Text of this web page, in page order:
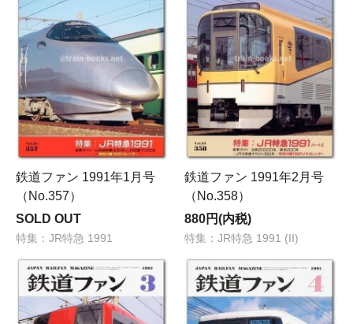
鉄道ファン 1991年1月号
（No.357）
SOLD OUT
特集：JR特急 1991
鉄道ファン 1991年2月号
（No.358）
880円(内税)
特集：JR特急 1991 (II)